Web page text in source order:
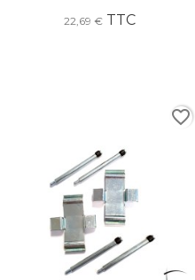
22,69 €TTC
favorite_border